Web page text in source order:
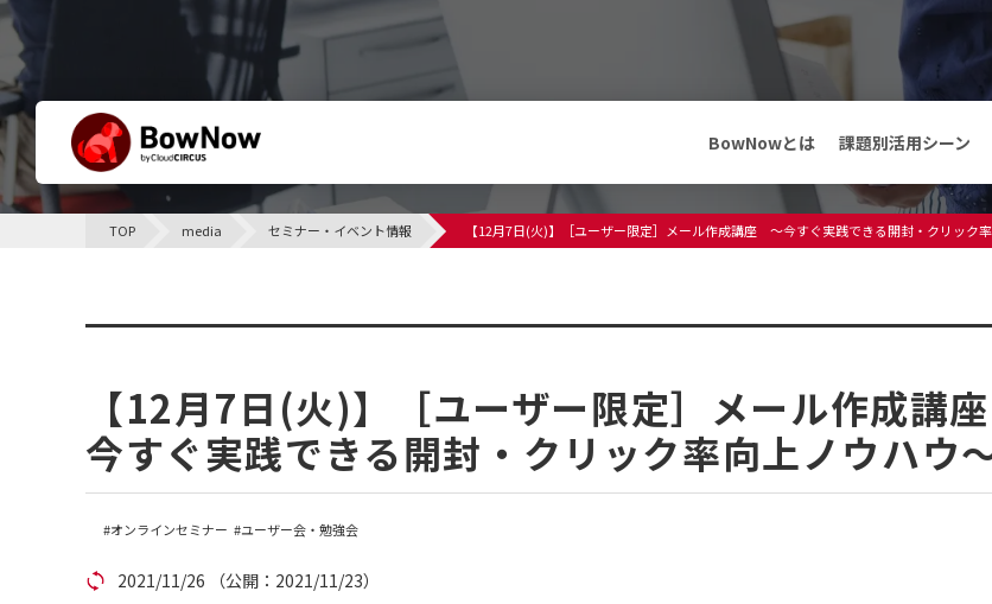
BowNowとは 課題別活用シーン
資料ダウ
BowNowとは 機能
導入事例
メディア
導入事例
アカウント発行
TOP media セミナー・イベント情報 【12月7日(火)】［ユーザー限定］メール作成講座 ～今すぐ実践できる開封・クリック
セミナー・イベント情報
【12月7日(火)】［ユーザー限定］メール作成講
今すぐ実践できる開封・クリック率向上ノウハウ
オンラインセミナー ユーザー会・勉強会
2021/11/26 （公開：2021/11/23）